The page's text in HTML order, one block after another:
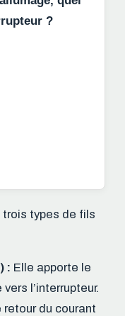
?
types de fils
: Elle apporte le
l’interrupteur.
retour du courant